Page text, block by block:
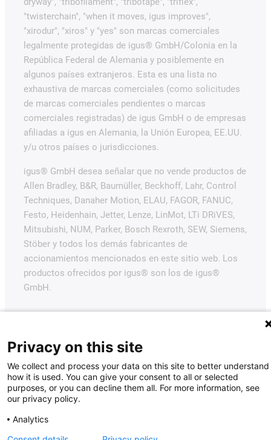
"twisterchain", "when it moves, igus improves",
"xirodur", "xiros" y "yes" son marcas comerciales
legalmente protegidas de igus® GmbH/Colonia en la
República Federal de Alemania y posiblemente en
algunos países extranjeros. Esta es una lista no
exhaustiva de marcas comerciales (como solicitudes
de marcas comerciales pendientes o marcas
comerciales registradas) de igus GmbH o de empresas
afiliadas a igus en Alemania, la Unión Europea, EE.UU.
y/u otros países o jurisdicciones.
igus® GmbH desea señalar que no vende productos de
Allen Bradley, B&R, Baumüller, Beckhoff, Lahr, Control
Techniques, Danaher Motion, ELAU, FAGOR, FANUC,
Festo, Heidenhain, Jetter, Lenze, LinMot, LTi DRiVES,
Mitsubishi, NUM, Parker, Bosch Rexroth, SEW, Siemens,
Stöber y todos los demás fabricantes de
accionamientos mencionados en este sitio web. Los
productos ofrecidos por igus® son los de igus®
GmbH.
Privacy on this site
We collect and process your data on this site to better understand
how it is used. You can give your consent to all or selected
purposes, or you can decline them all. For more information, see
our privacy policy.
Analytics